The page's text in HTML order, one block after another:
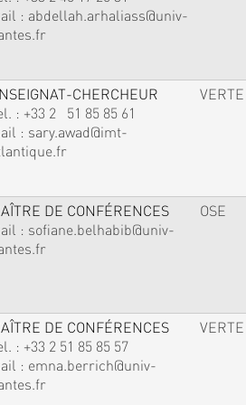
: abdellah.arhaliass@univ-
CHERCHEUR
: +33 2 51 85 85 61
: sary.awad@imt-
VERTE
DE CONFÉRENCES
: sofiane.belhabib@univ-
OSE
DE CONFÉRENCES
: +33 2 51 85 85 57
: emna.berrich@univ-
VERTE